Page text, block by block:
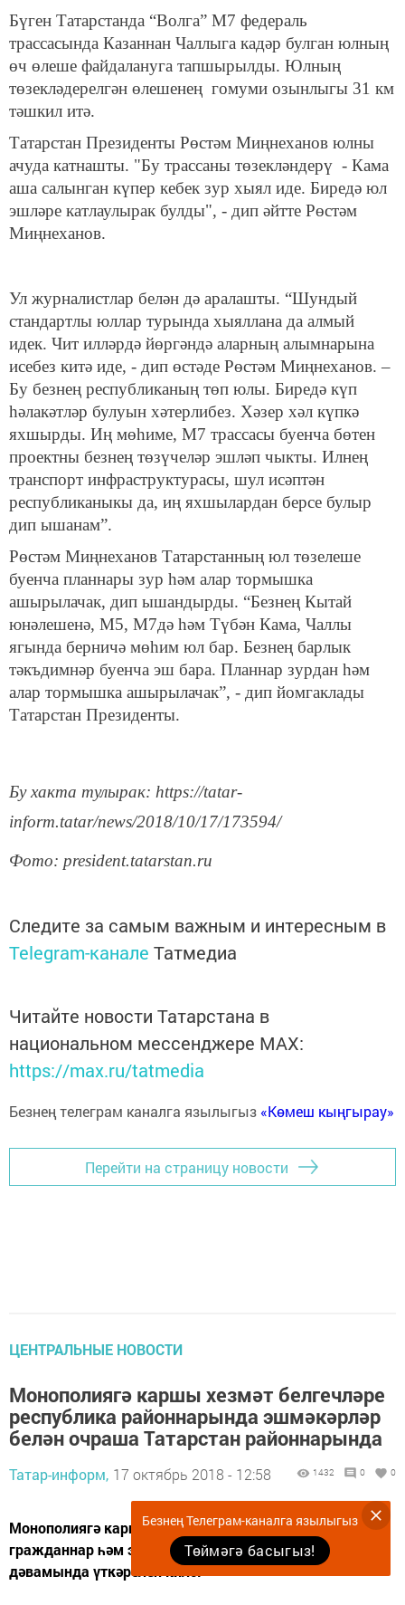
Бүген Татарстанда “Волга” М7 федераль
трассасында Казаннан Чаллыга кадәр булган юлның
өч өлеше файдалануга тапшырылды. Юлның
төзекләдерелгән өлешенең гомуми озынлыгы 31 км
тәшкил итә.
Татарстан Президенты Рөстәм Миңнеханов юлны
ачуда катнашты. "Бу трассаны төзекләндерү - Кама
аша салынган күпер кебек зур хыял иде. Биредә юл
эшләре катлаулырак булды", - дип әйтте Рөстәм
Миңнеханов.
Ул журналистлар белән дә аралашты. “Шундый
стандартлы юллар турында хыяллана да алмый
идек. Чит илләрдә йөргәндә аларның алымнарына
исебез китә иде, - дип өстәде Рөстәм Миңнеханов. –
Бу безнең республиканың төп юлы. Биредә күп
һәлакәтләр булуын хәтерлибез. Хәзер хәл күпкә
яхшырды. Иң мөһиме, М7 трассасы буенча бөтен
проектны безнең төзүчеләр эшләп чыкты. Илнең
транспорт инфраструктурасы, шул исәптән
республиканыкы да, иң яхшылардан берсе булыр
дип ышанам”.
Рөстәм Миңнеханов Татарстанның юл төзелеше
буенча планнары зур һәм алар тормышка
ашырылачак, дип ышандырды. “Безнең Кытай
юнәлешенә, М5, М7дә һәм Түбән Кама, Чаллы
ягында берничә мөһим юл бар. Безнең барлык
тәкъдимнәр буенча эш бара. Планнар зурдан һәм
алар тормышка ашырылачак”, - дип йомгаклады
Татарстан Президенты.
Бу хакта тулырак: https://tatar-
inform.tatar/news/2018/10/17/173594/
Фото: president.tatarstan.ru
Следите за самым важным и интересным в
Telegram-канале Татмедиа
Читайте новости Татарстана в
национальном мессенджере MАХ:
https://max.ru/tatmedia
Безнең телеграм каналга язылыгыз «Көмеш кыңгырау»
Перейти на страницу новости
ЦЕНТРАЛЬНЫЕ НОВОСТИ
Монополиягә каршы хезмәт белгечләре
республика районнарында эшмәкәрләр
белән очраша Татарстан районнарында
Татар-информ, 17 октябрь 2018 - 12:58 1432 0 0
Монополиягә каршы хезмәт органнарының
гражданнар һәм эшмәкәрләр белән очрашуы җиде ел
дәвамында үткәрелеп килә.
Безнең Телеграм-каналга язылыгыз
Төймәгә басыгыз!